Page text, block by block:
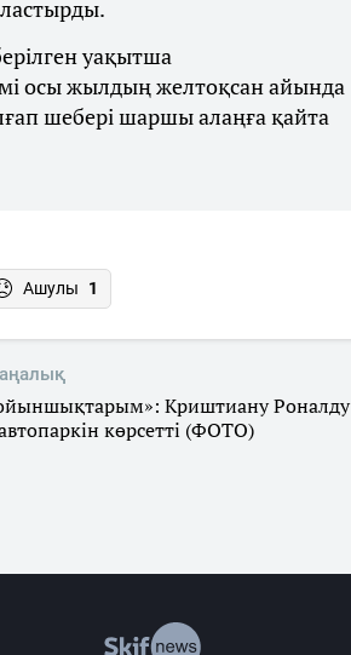
уақытша
осы жылдың желтоқсан айында
шебері шаршы алаңға қайта
Ашулы 1
Криштиану Роналду
көрсетті (ФОТО)